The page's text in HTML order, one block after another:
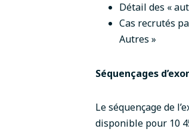
Détail des «
Cas recrutés
Autres »
Séquençages
Le séquençage de
disponible pour 10